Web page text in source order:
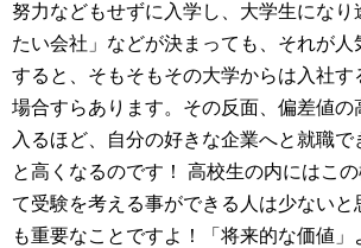
努力などもせずに入学し、大学生になり
たい会社」などが決まっても、それが人
すると、そもそもその大学からは入社す
場合すらあります。その反面、偏差値の
入るほど、自分の好きな企業へと就職
と高くなるのです！ 高校生の内にはこ
て受験を考える事ができる人は少ないと
も重要なことですよ！「将来的な価値」